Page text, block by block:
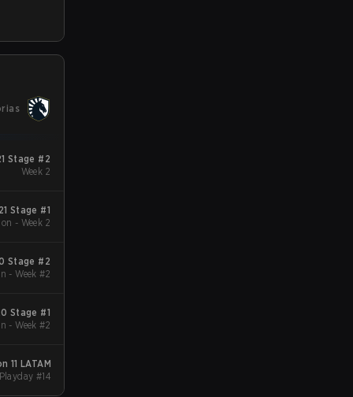
Stage #2
Week 2
Stage #1
- Week 2
Stage #2
- Week #2
Stage #1
- Week #2
11 LATAM
#14